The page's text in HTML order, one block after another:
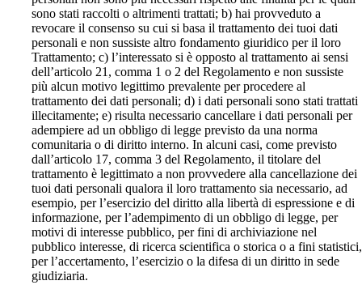
sono stati raccolti o altrimenti trattati; b) hai provveduto a
revocare il consenso su cui si basa il trattamento dei tuoi dati
personali e non sussiste altro fondamento giuridico per il loro
Trattamento; c) l’interessato si è opposto al trattamento ai sensi
dell’articolo 21, comma 1 o 2 del Regolamento e non sussiste
più alcun motivo legittimo prevalente per procedere al
trattamento dei dati personali; d) i dati personali sono stati trattati
illecitamente; e) risulta necessario cancellare i dati personali per
adempiere ad un obbligo di legge previsto da una norma
comunitaria o di diritto interno. In alcuni casi, come previsto
dall’articolo 17, comma 3 del Regolamento, il titolare del
trattamento è legittimato a non provvedere alla cancellazione dei
tuoi dati personali qualora il loro trattamento sia necessario, ad
esempio, per l’esercizio del diritto alla libertà di espressione e di
informazione, per l’adempimento di un obbligo di legge, per
motivi di interesse pubblico, per fini di archiviazione nel
pubblico interesse, di ricerca scientifica o storica o a fini statistici,
per l’accertamento, l’esercizio o la difesa di un diritto in sede
giudiziaria.